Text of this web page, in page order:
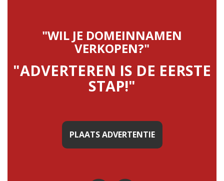
"WIL JE DOMEINNAMEN
VERKOPEN?"
"ADVERTEREN IS DE EERSTE
STAP!"
PLAATS ADVERTENTIE